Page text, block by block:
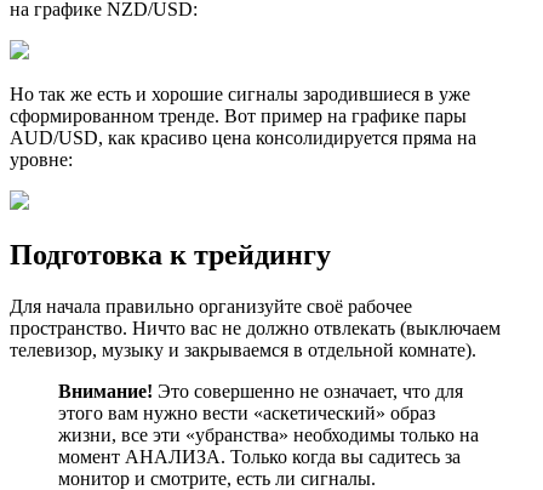
на графике NZD/USD:
Но так же есть и хорошие сигналы зародившиеся в уже
сформированном тренде. Вот пример на графике пары
AUD/USD, как красиво цена консолидируется пряма на
уровне:
Подготовка к трейдингу
Для начала правильно организуйте своё рабочее
пространство. Ничто вас не должно отвлекать (выключаем
телевизор, музыку и закрываемся в отдельной комнате).
Внимание! Это совершенно не означает, что для
этого вам нужно вести «аскетический» образ
жизни, все эти «убранства» необходимы только на
момент АНАЛИЗА. Только когда вы садитесь за
монитор и смотрите, есть ли сигналы.